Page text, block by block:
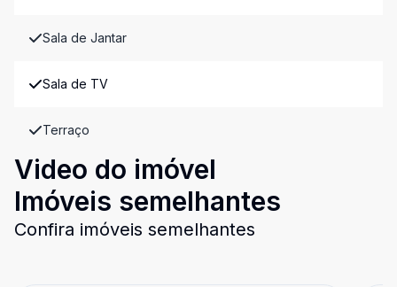
Sala de Jantar
Sala de TV
Terraço
Video do imóvel
Imóveis semelhantes
Confira imóveis semelhantes